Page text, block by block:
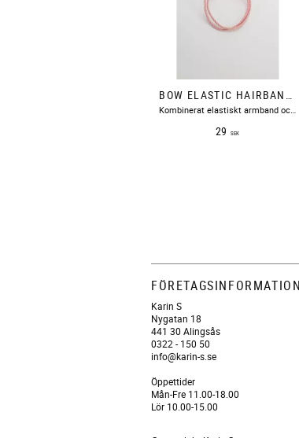
29 SEK
FÖRETAGSINFORMATION
Karin S
Nygatan 18
441 30 Alingsås
0322 - 150 50
info@karin-s.se
Öppettider
Mån-Fre 11.00-18.00
Lör 10.00-15.00